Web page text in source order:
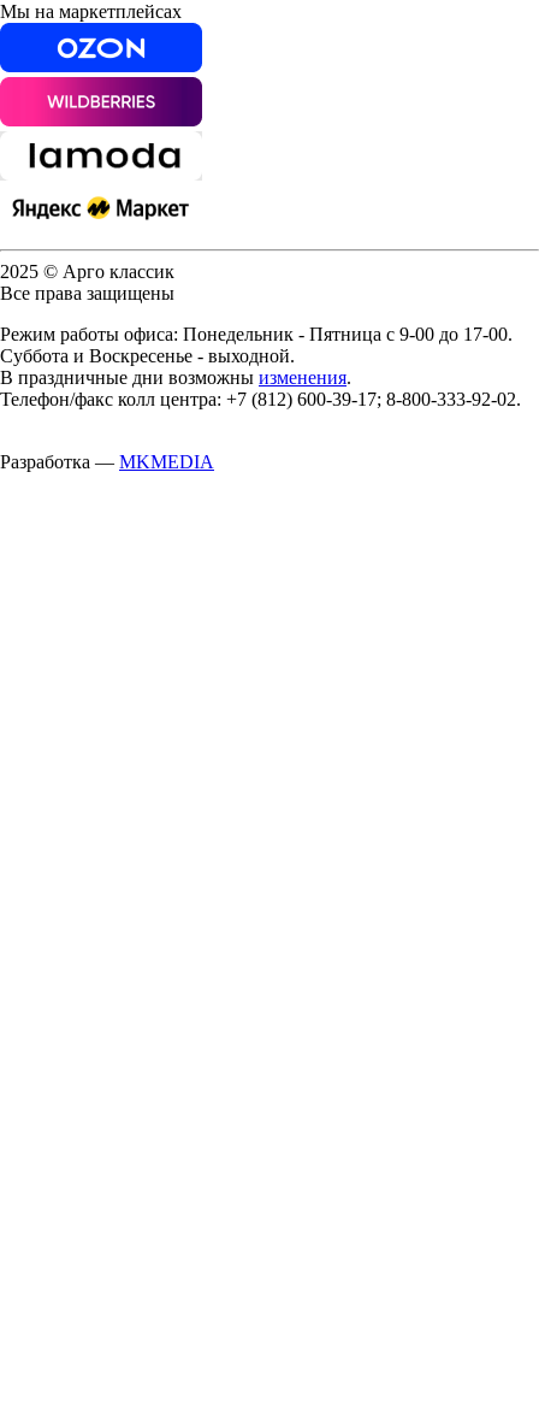
Мы на маркетплейсах
2025 © Арго классик
Все права защищены
Режим работы офиса: Понедельник - Пятница с 9-00 до 17-00.
Суббота и Воскресенье - выходной.
В праздничные дни возможны изменения.
Телефон/факс колл центра: +7 (812) 600-39-17; 8-800-333-92-02.
Разработка — MKMEDIA